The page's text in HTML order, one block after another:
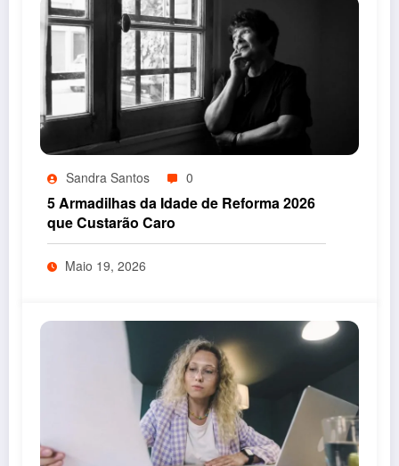
Sandra Santos 0
5 Armadilhas da Idade de Reforma 2026
que Custarão Caro
Maio 19, 2026